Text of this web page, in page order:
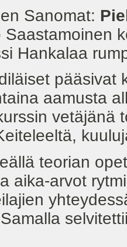
Sanomat:
Saastamoinen
Hankalaa
pääsivat
aamusta
vetäjänä
teorian
aika-arvot